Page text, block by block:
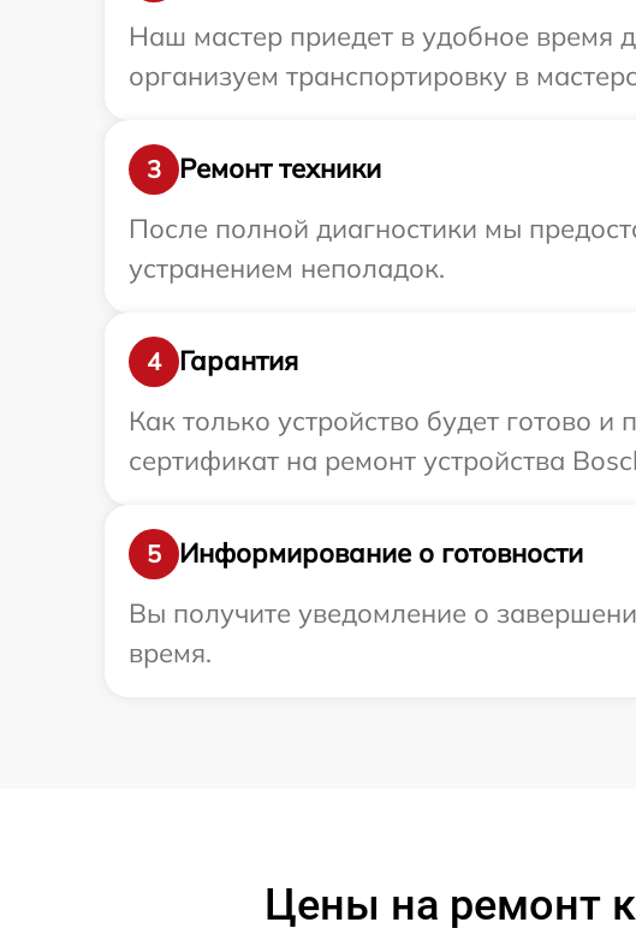
Наш мастер приедет в удобное время
организуем транспортировку в
3
Ремонт техники
После полной диагностики мы
устранением неполадок.
4
Гарантия
Как только устройство будет готово
сертификат на ремонт устройства
5
Информирование о готовности
Вы получите уведомление о
время.
Цены на ремонт